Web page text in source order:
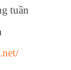
tuần